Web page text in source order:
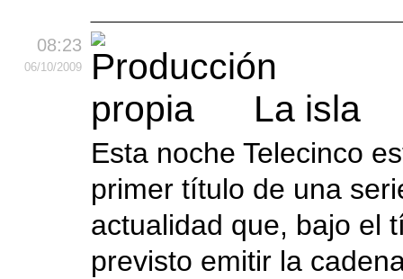
08:23
06/10/2009
La isla
Esta noche Telecinco
primer título de una
actualidad que, bajo el
previsto emitir la